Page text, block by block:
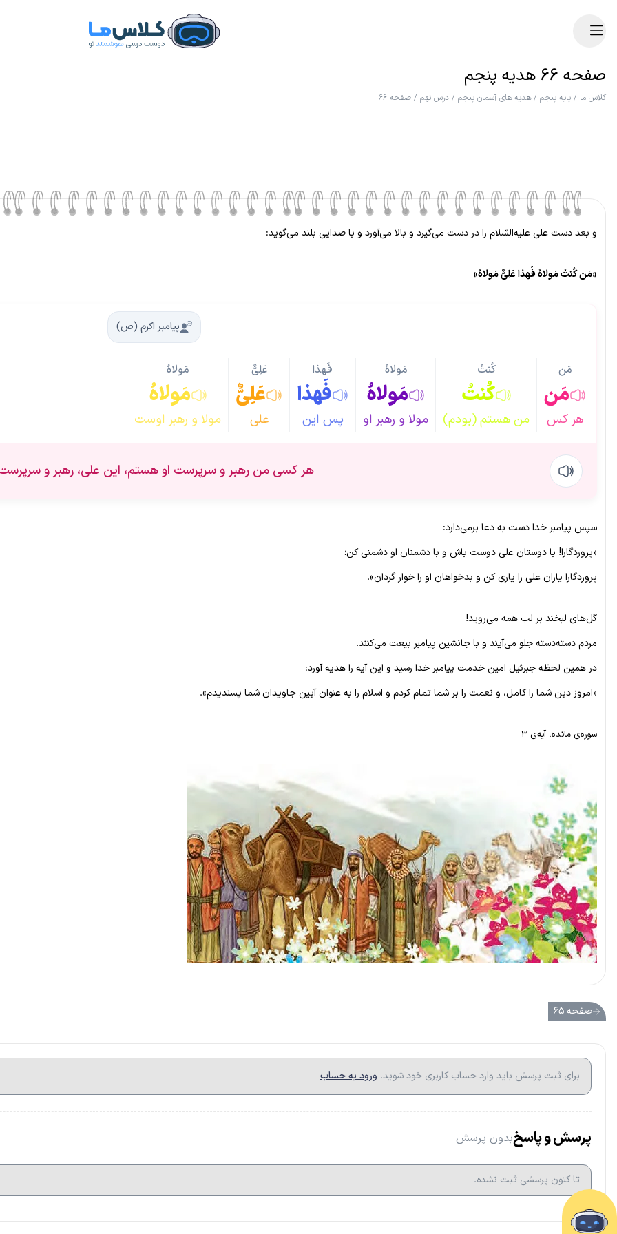
صفحه ۶۶ هدیه پنجم
کلاس ما / پایه پنجم /هدیه های آسمان پنجم / درس نهم / صفحه ۶۶
و بعد دست علی علیه‌السّلام را در دست می‌گیرد و بالا می‌آورد و با صدایی بلند می‌گوید:
«مَن کُنتُ مَولاهُ فَهذا عَلِیٌّ مَولاهُ»
پیامبر اکرم (ص)
مَن
مَن
هر کس
کُنتُ
کُنتُ
من هستم (بودم)
مَولاهُ
مَولاهُ
مولا و رهبر او
فَهذا
فَهذا
پس این
عَلِیٌّ
عَلِیٌّ
علی
مَولاهُ
مَولاهُ
مولا و رهبر اوست
هر کسی من رهبر و سرپرست او هستم، این علی، رهبر و
سپس پیامبر خدا دست به دعا برمی‌دارد:
«پروردگارا! با دوستان علی دوست باش و با دشمنان او دشمنی کن؛
پروردگارا یاران علی را یاری کن و بدخواهان او را خوار گردان».
گل‌های لبخند بر لب همه می‌روید!
مردم دسته‌دسته جلو می‌آیند و با جانشین پیامبر بیعت می‌کنند.
در همین لحظه جبرئیل امین خدمت پیامبر خدا رسید و این آیه را هدیه آورد:
«امروز دین شما را کامل، و نعمت را بر شما تمام کردم و اسلام را به عنوان آیین جاویدان شما پسندیدم».
سوره‌ی مائده، آیه‌ی ۳
صفحه ۶۵
برای ثبت پرسش باید وارد حساب کاربری خود شوید. ورود به حساب
پرسش و پاسخبدون پرسش
تا کتون پرسشی ثبت نشده.